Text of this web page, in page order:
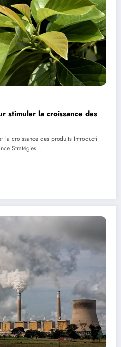
stimuler la croissance des
la croissance des produits Introducti
Stratégies…